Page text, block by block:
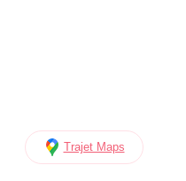
Trajet Maps